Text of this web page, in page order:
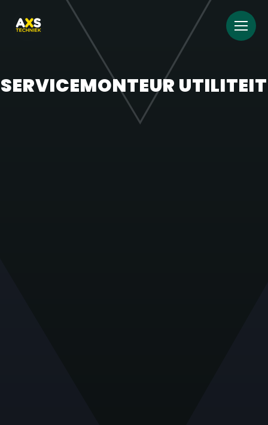
SERVICEMONTEUR UTILITEIT